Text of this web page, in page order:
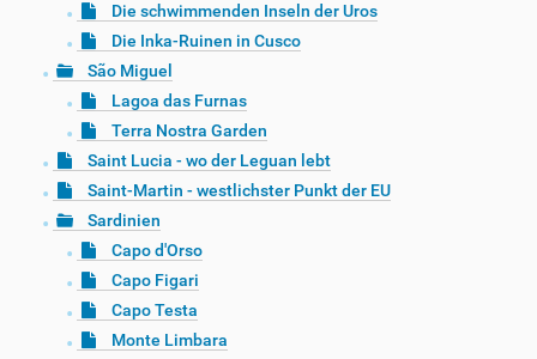
Die schwimmenden Inseln der Uros
Die Inka-Ruinen in Cusco
São Miguel
Lagoa das Furnas
Terra Nostra Garden
Saint Lucia - wo der Leguan lebt
Saint-Martin - westlichster Punkt der EU
Sardinien
Capo d'Orso
Capo Figari
Capo Testa
Monte Limbara